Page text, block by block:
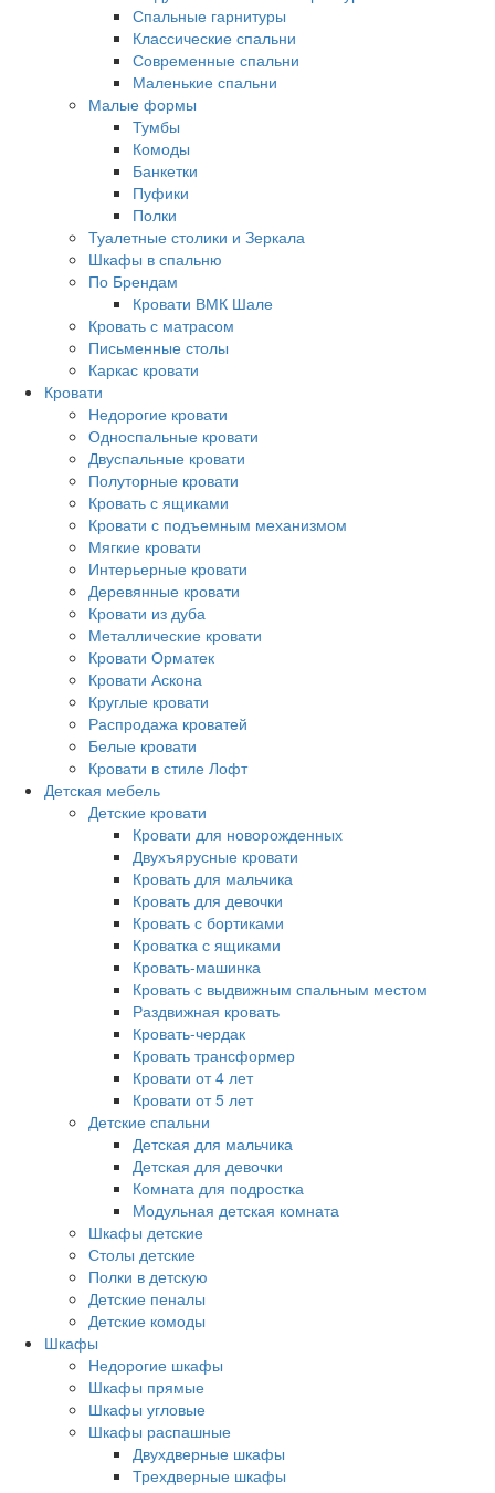
Спальные гарнитуры
Классические спальни
Современные спальни
Маленькие спальни
Малые формы
Тумбы
Комоды
Банкетки
Пуфики
Полки
Туалетные столики и Зеркала
Шкафы в спальню
По Брендам
Кровати ВМК Шале
Кровать с матрасом
Письменные столы
Каркас кровати
Кровати
Недорогие кровати
Односпальные кровати
Двуспальные кровати
Полуторные кровати
Кровать с ящиками
Кровати с подъемным механизмом
Мягкие кровати
Интерьерные кровати
Деревянные кровати
Кровати из дуба
Металлические кровати
Кровати Орматек
Кровати Аскона
Круглые кровати
Распродажа кроватей
Белые кровати
Кровати в стиле Лофт
Детская мебель
Детские кровати
Кровати для новорожденных
Двухъярусные кровати
Кровать для мальчика
Кровать для девочки
Кровать с бортиками
Кроватка с ящиками
Кровать-машинка
Кровать с выдвижным спальным местом
Раздвижная кровать
Кровать-чердак
Кровать трансформер
Кровати от 4 лет
Кровати от 5 лет
Детские спальни
Детская для мальчика
Детская для девочки
Комната для подростка
Модульная детская комната
Шкафы детские
Столы детские
Полки в детскую
Детские пеналы
Детские комоды
Шкафы
Недорогие шкафы
Шкафы прямые
Шкафы угловые
Шкафы распашные
Двухдверные шкафы
Трехдверные шкафы